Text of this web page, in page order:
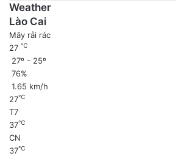
Weather
Lào Cai
Mây rải rác
27 ℃
27º - 25º
76%
1.65 km/h
27℃
T7
37℃
CN
37℃